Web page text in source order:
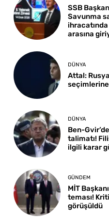
SSB
Savunma
arasına
DÜNYA
Attal:
DÜNYA
Ben-
talimatı!
ilgili karar
GÜNDEM
MİT
teması!
görüşüldü